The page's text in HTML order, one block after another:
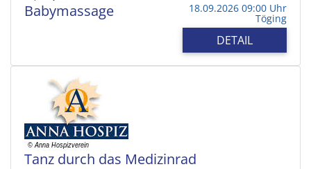
Babymassage 18.09.2026 09:00 Uhr
Töging
DETAIL
Tanz durch das Medizinrad